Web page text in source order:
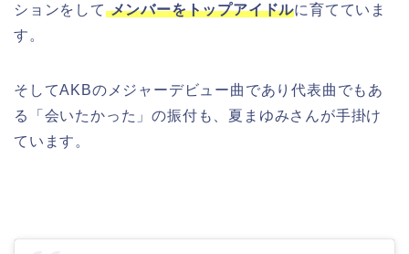
ションをしてメンバーをトップアイドルに育てていま
す。
そしてAKBのメジャーデビュー曲であり代表曲でもあ
る「会いたかった」の振付も、夏まゆみさんが手掛け
ています。